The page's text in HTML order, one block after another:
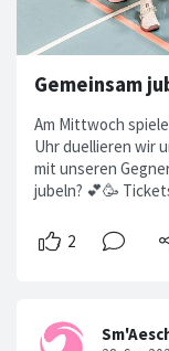
Gemeinsam
Am Mittwoch
Uhr duellieren wir
mit unseren
jubeln? 💕🥳